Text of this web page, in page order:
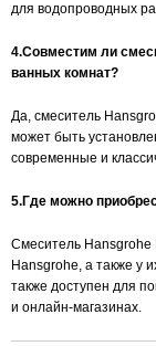
для водопроводных
4.Совместим ли
ванных комнат?
Да, смеситель
может быть
современные и
5.Где можно
Смеситель Hansgrohe
Hansgrohe, а также у
также доступен для
и онлайн-магазинах.